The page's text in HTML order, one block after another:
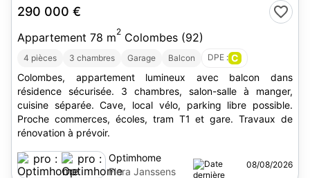
290 000 €
Appartement 78 m2 Colombes (92)
4 pièces 3 chambres Garage Balcon DPE : C
Colombes, appartement lumineux avec balcon dans
résidence sécurisée. 3 chambres, salon-salle à manger,
cuisine séparée. Cave, local vélo, parking libre possible.
Proche commerces, écoles, tram T1 et gare. Travaux de
rénovation à prévoir.
Optimhome
Flora Janssens
08/08/2026